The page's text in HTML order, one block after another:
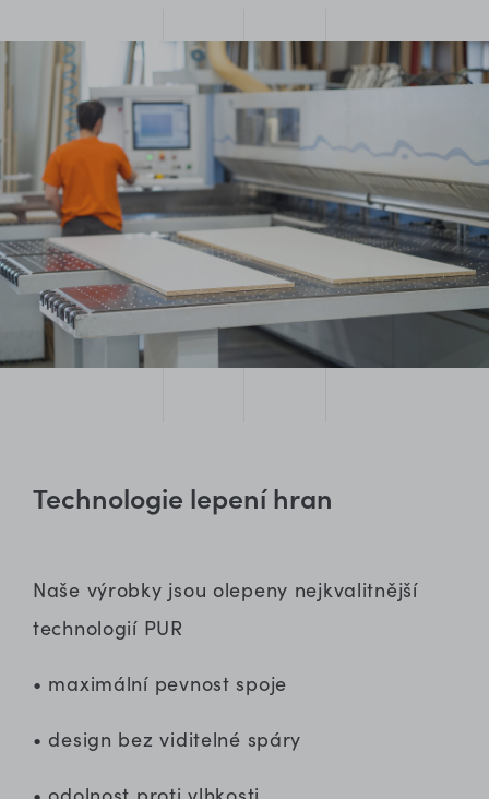
Technologie lepení hran
Naše výrobky jsou olepeny nejkvalitnější
technologií PUR
• maximální pevnost spoje
• design bez viditelné spáry